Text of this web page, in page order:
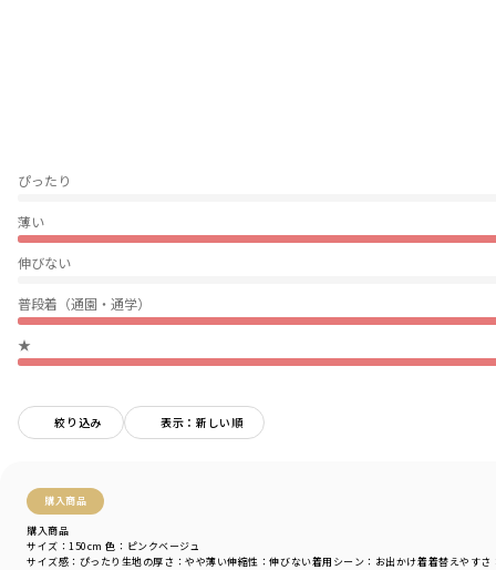
ぴったり
薄い
伸びない
普段着（通園・通学）
★
絞り込み 表示：新しい順
購入商品
購入商品
サイズ感 ：ぴったり 生地の厚さ ：やや薄い伸縮性 ：伸びない着用シーン ：お出かけ着着替えやすさ
サイズ：150cm 色：ピンクベージュ
透け感：ややあり
ポケット：サイド両側あり
着用イメージ/カラー：ミックス
サイズ：サイズ110
ブランド ／branshes
カテゴリ
／ ボトムス>ショートパンツ・ハーフパンツ
カラー
パープル
性別タイプ
／
GIRL